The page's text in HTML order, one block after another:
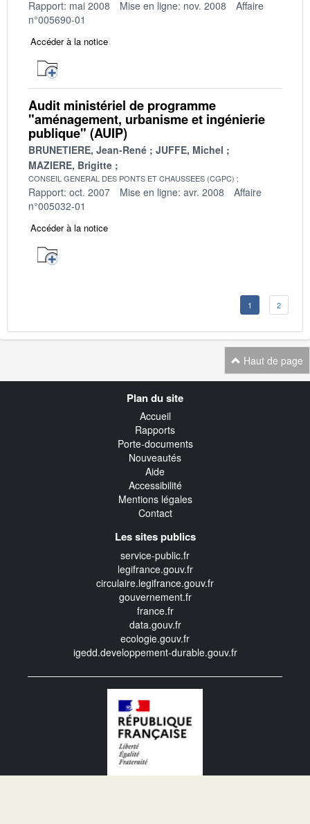
Rapport: mai 2008 Mise en ligne: nov. 2008
Affaire
n°005690-01
Accéder à la notice
Audit ministériel de programme
"aménagement, urbanisme et ingénierie
publique" (AUIP)
BRUNETIERE, Jean-René
JUFFE, Michel
MAZIERE, Brigitte
CONSEIL GENERAL DES PONTS ET CHAUSSEES (CGPC)
Rapport: oct. 2007 Mise en ligne: avr. 2008
Affaire
n°005032-01
Accéder à la notice
1 2
Haut de page
Plan du site
Accueil
Rapports
Porte-documents
Nouveautés
Aide
Accessibilité
Mentions légales
Contact
Les sites publics
service-public.fr
legifrance.gouv.fr
circulaire.legifrance.gouv.fr
gouvernement.fr
france.fr
data.gouv.fr
ecologie.gouv.fr
igedd.developpement-durable.gouv.fr